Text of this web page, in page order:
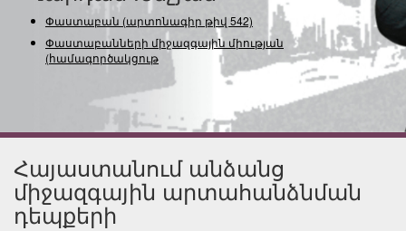
Փաստաբան (արտոնագիր թիվ 542)
Փաստաբանների միջազգային միության
(համագործակցության) ներկա
Հայաստանում անձանց
միջազգային արտահանձնման
դեպքերի